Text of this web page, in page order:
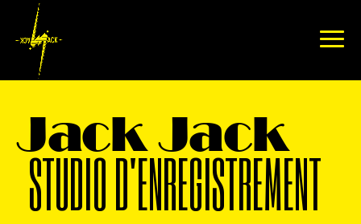
Jack Jack
STUDIO D'ENREGISTREMENT